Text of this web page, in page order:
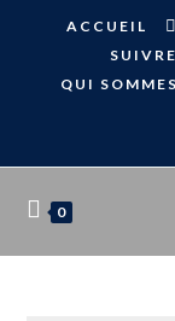
ACCUEIL
QUI
0